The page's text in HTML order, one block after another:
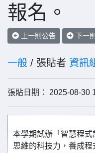
報名。
上一則公告 下一
一般 / 張貼者 資訊
張貼日期： 2025-08-
本學期試辦「智慧程
思維的科技力， 養成程